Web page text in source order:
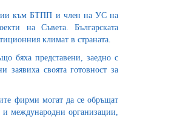
към БТПП и член на УС на
на Съвета. Българската
климат в страната.
бяха представени, заедно с
заявиха своята готовност за
фирми могат да се обръщат
международни организации,